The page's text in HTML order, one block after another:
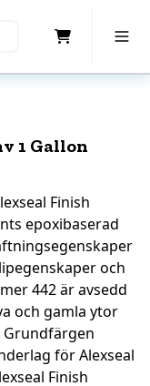
1 Gallon
Finish
epoxibaserad
och
442 är avsedd
och gamla ytor
för Alexseal
Finish